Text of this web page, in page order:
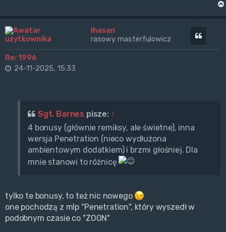
Ihasan
rasowy masterfulowicz
Re: 1996
24-11-2025, 15:33
Sgt. Barnes pisze: ↑
4 bonusy (głównie remiksy, ale świetne), inna
wersja Penetration (nieco wydłużona
ambientowym dodatkiem) i brzmi głośniej. Dla
mnie stanowi to różnicę
tylko te bonusy, to też nic nowego
one pochodzą z mlp "Penetration", który wyszedł w
podobnym czasie co "ZOON"